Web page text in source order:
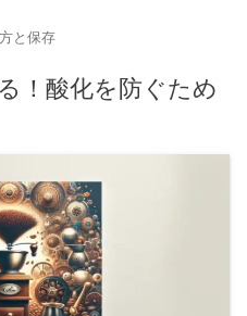
と保存
！酸化を防ぐため